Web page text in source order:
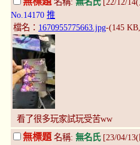
No.14170 推
檔名： 1670955775663.jpg-(145
看了很多玩家試玩受苦ww
無標題名稱: 無名氏[23/04/13(